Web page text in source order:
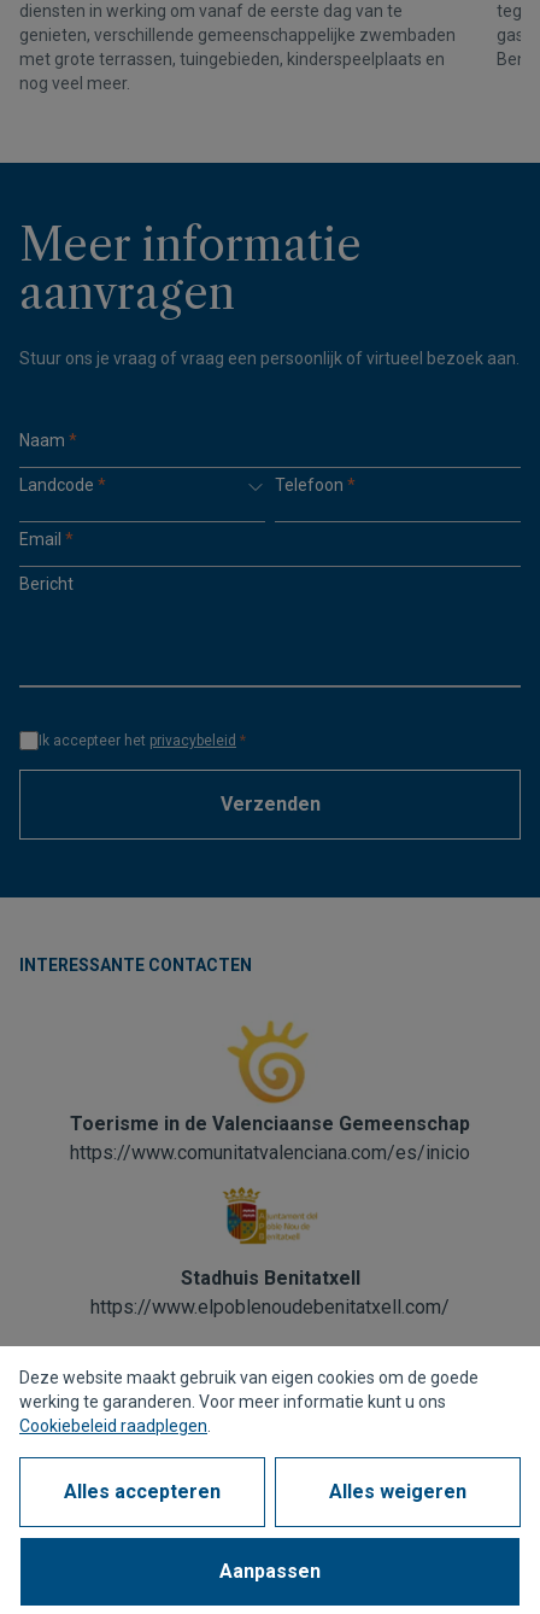
diensten in werking om vanaf de eerste dag van te
genieten, verschillende gemeenschappelijke zwembaden
met grote terrassen, tuingebieden, kinderspeelplaats en
nog veel meer.
Meer informatie
aanvragen
Stuur ons je vraag of vraag een persoonlijk of virtueel bezoek aan.
Naam *
Landcode * Telefoon *
Email *
Bericht
Ik accepteer het privacybeleid *
Verzenden
INTERESSANTE CONTACTEN
Toerisme in de Valenciaanse Gemeenschap
https://www.comunitatvalenciana.com/es/inicio
Stadhuis Benitatxell
https://www.elpoblenoudebenitatxell.com/
PrivacybeleidCookiebeleid
Juridische kennisgeving
1963 - 2026 © Alle rechten voorbehouden
Deze website maakt gebruik van eigen cookies om de goede
werking te garanderen. Voor meer informatie kunt u ons
Cookiebeleid raadplegen
Alles accepteren Alles weigeren
Aanpassen